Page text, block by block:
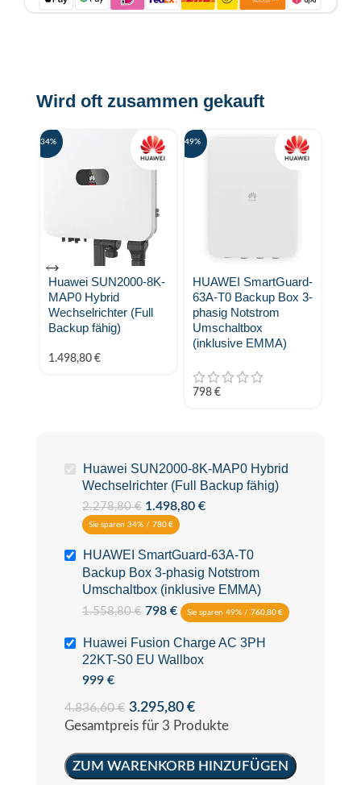
Wird oft zusammen gekauft
-34%
Huawei SUN2000-8K-
MAP0 Hybrid
Wechselrichter (Full
Backup fähig)
1.498,80 €
-49%
HUAWEI SmartGuard-
63A-T0 Backup Box 3-
phasig Notstrom
Umschaltbox
(inklusive EMMA)
798 €
Huawei SUN2000-8K-MAP0 Hybrid
Wechselrichter (Full Backup fähig)
2.278,80€ 1.498,80 €
Sie sparen 34% / 780 €
HUAWEI SmartGuard-63A-T0
Backup Box 3-phasig Notstrom
Umschaltbox (inklusive EMMA)
1.558,80€ 798 € Sie sparen 49% / 760,80 €
Huawei Fusion Charge AC 3PH
22KT-S0 EU Wallbox
999 €
4.836,60€ 3.295,80 €
Gesamtpreis für 3 Produkte
ZUM WARENKORB HINZUFÜGEN